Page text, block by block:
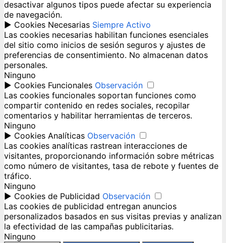
desactivar algunos tipos puede afectar su experiencia
de navegación.
► Cookies Necesarias Siempre Activo
Las cookies necesarias habilitan funciones esenciales
del sitio como inicios de sesión seguros y ajustes de
preferencias de consentimiento. No almacenan datos
personales.
Ninguno
► Cookies Funcionales Observación
Las cookies funcionales soportan funciones como
compartir contenido en redes sociales, recopilar
comentarios y habilitar herramientas de terceros.
Ninguno
► Cookies Analíticas Observación
Las cookies analíticas rastrean interacciones de
visitantes, proporcionando información sobre métricas
como número de visitantes, tasa de rebote y fuentes de
tráfico.
Ninguno
► Cookies de Publicidad Observación
Las cookies de publicidad entregan anuncios
personalizados basados en sus visitas previas y analizan
la efectividad de las campañas publicitarias.
Ninguno